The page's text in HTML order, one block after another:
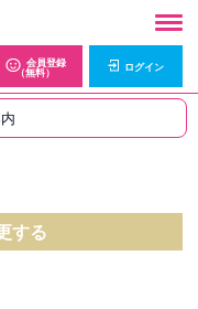
会員登録
（無料）
ログイン
する